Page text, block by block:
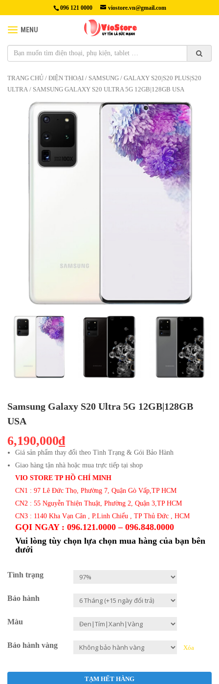
096 121 0000 viostore.vn@gmail.com
MENU
TRANG CHỦ / ĐIỆN THOẠI / SAMSUNG / GALAXY S20|S20 PLUS|S20
ULTRA / SAMSUNG GALAXY S20 ULTRA 5G 12GB|128GB USA
Samsung Galaxy S20 Ultra 5G 12GB|128GB
USA
6,190,000₫
Giá sản phẩm thay đổi theo Tình Trạng & Gói Bảo Hành
Giao hàng tận nhà hoặc mua trực tiếp tại shop
VIO STORE TP HỒ CHÍ MINH
CN1 : 97 Lê Đức Thọ, Phường 7, Quận Gò Vấp,TP HCM
CN2 : 55 Nguyễn Thiện Thuật, Phường 2, Quận 3,TP HCM
CN3 : 1140 Kha Vạn Cân , P.Linh Chiểu , TP Thủ Đức , HCM
GỌI NGAY : 096.121.0000 – 096.848.0000
Vui lòng tùy chọn lựa chọn mua hàng của bạn bên
dưới
Tình trạng
Bảo hành
Màu
Bảo hành vàng Xóa
TẠM HẾT HÀNG